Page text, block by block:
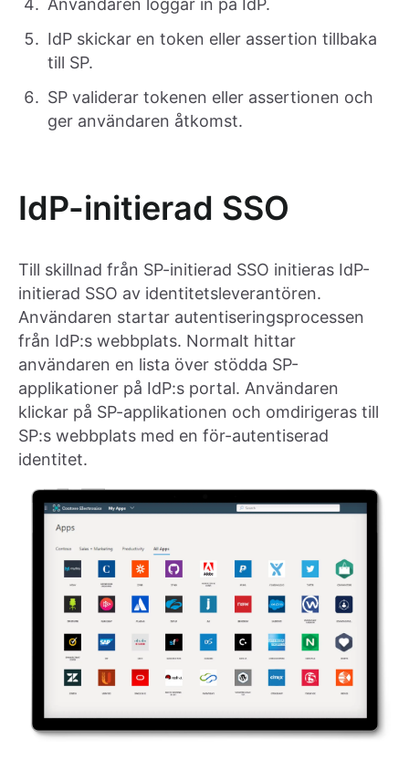
Användaren loggar in på IdP.
IdP skickar en token eller assertion tillbaka
till SP.
SP validerar tokenen eller assertionen och
ger användaren åtkomst.
IdP-initierad SSO
Till skillnad från SP-initierad SSO initieras IdP-
initierad SSO av identitetsleverantören.
Användaren startar autentiseringsprocessen
från IdP:s webbplats. Normalt hittar
användaren en lista över stödda SP-
applikationer på IdP:s portal. Användaren
klickar på SP-applikationen och omdirigeras till
SP:s webbplats med en för-autentiserad
identitet.